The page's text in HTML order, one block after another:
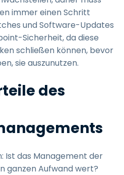
immer einen Schritt
und Software-Updates
Sicherheit, da diese
schließen können, bevor
sie auszunutzen.
des
Ist das Management der
ganzen Aufwand wert?